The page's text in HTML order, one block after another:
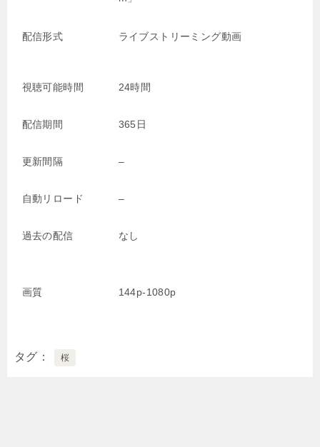
配信形式 ライブストリーミング動画
視聴可能時間 24時間
配信期間 365日
更新間隔 –
自動リロード –
過去の配信 なし
画質 144p-1080p
タグ 桜